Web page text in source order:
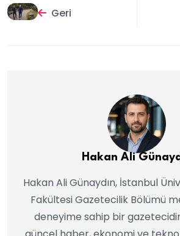
Geri
Hakan Ali
Hakan Ali Günaydın, İstanbul
Fakültesi Gazetecilik Bölümü
deneyime sahip bir